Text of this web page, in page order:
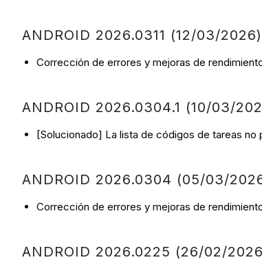
ANDROID 2026.0311 (12/03/2026)
Corrección de errores y mejoras de
ANDROID 2026.0304.1 (10/03/
[Solucionado] La lista de códigos de tareas
ANDROID 2026.0304 (05/03/
Corrección de errores y mejoras de
ANDROID 2026.0225 (26/02/